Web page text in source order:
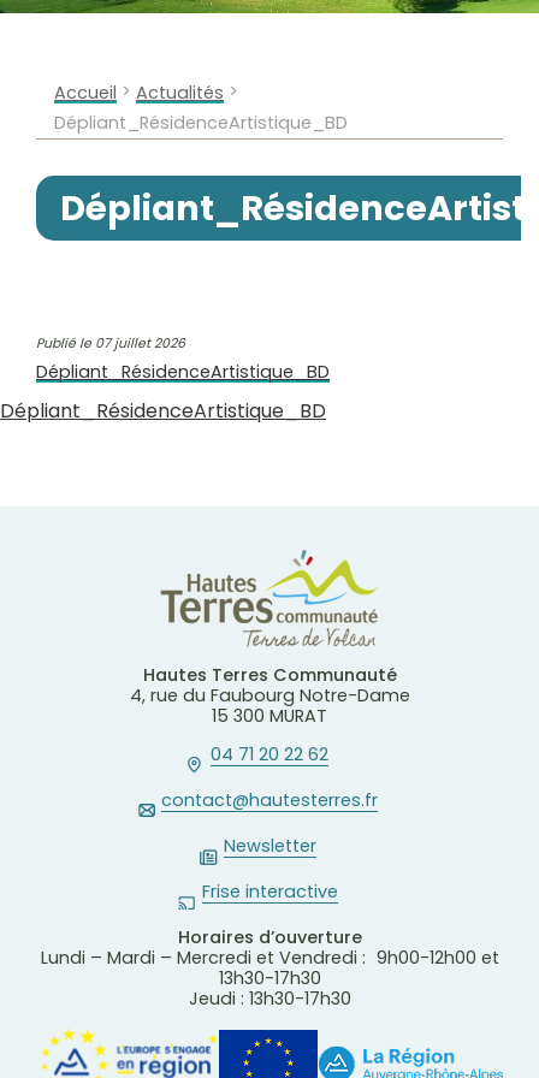
Accueil > Actualités >
Dépliant_RésidenceArtistique_BD
Publié le 07 juillet 2026
Dépliant_RésidenceArtistique_BD
Dépliant_RésidenceArtistique_BD
Hautes Terres Communauté
4, rue du Faubourg Notre-Dame
15 300 MURAT
04 71 20 22 62
contact@hautesterres.fr
Newsletter
Frise interactive
Horaires d’ouverture
Lundi – Mardi – Mercredi et Vendredi : 9h00-12h00 et
13h30-17h30
Jeudi : 13h30-17h30